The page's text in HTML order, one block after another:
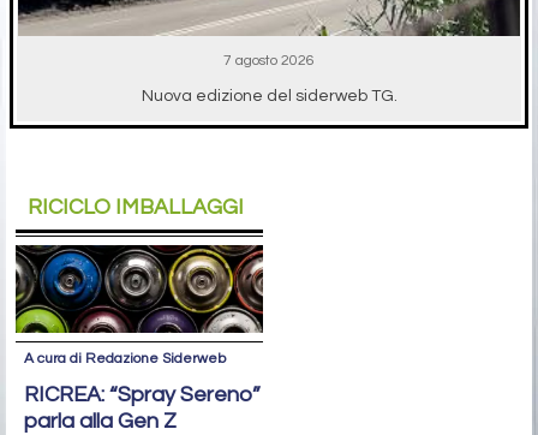
7 agosto 2026
Nuova edizione del siderweb TG.
RICICLO IMBALLAGGI
A cura di Redazione Siderweb
RICREA: “Spray Sereno”
parla alla Gen Z